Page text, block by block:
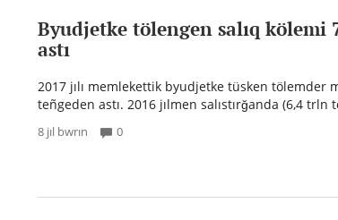
Byudjetke tölengen salıq kölemi
astı
2017 jılı memlekettik byudjetke tüsken tölemder
teñgeden astı. 2016 jılmen salıstırğanda (6,4 trln
8 jıl bwrın 0